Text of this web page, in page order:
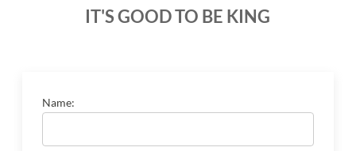
IT'S GOOD TO BE KING
Name: